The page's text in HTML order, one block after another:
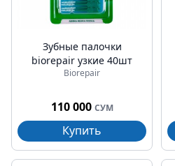
Зубные палочки
biorepair узкие 40шт
Biorepair
110 000 СУМ
Купить